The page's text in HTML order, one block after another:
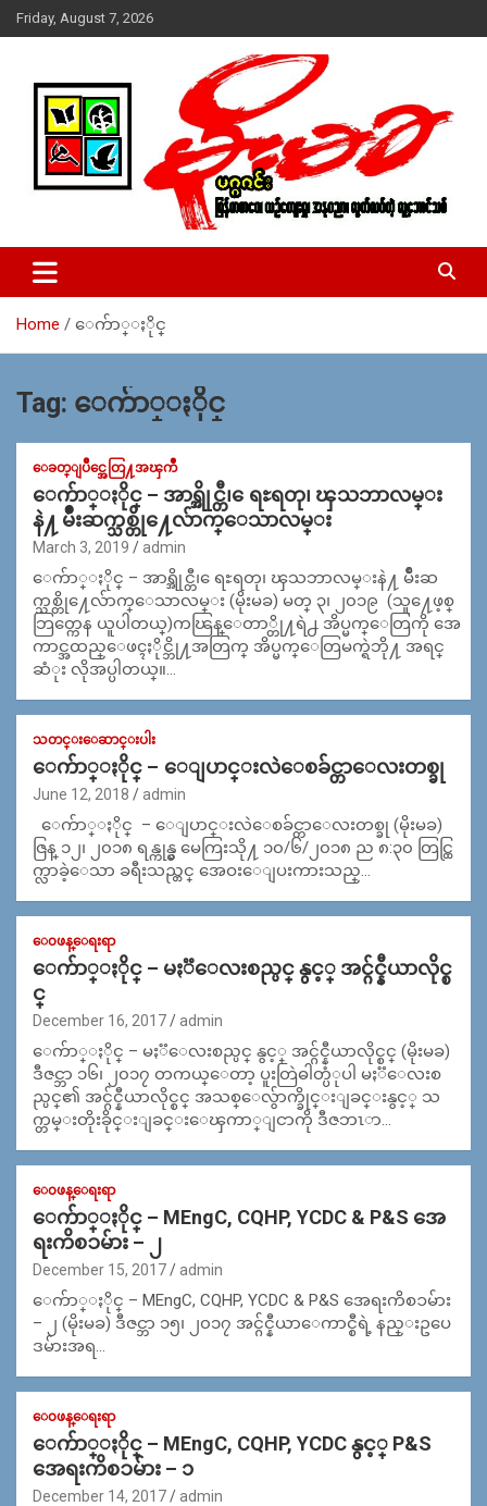
Skip
to
Friday, August 7, 2026
MoeMaKa Burmese News &
Media
ယ္ေရး – အမွတ္ ၂၅၄၊ ပထပ္၊ လမ္း ၄၀၊ ေက်ာက္တံတား၊ ရန္ကုန္။
(ဖုုံး – ၀၉ ၂၅၂ ၂၄၉ ၀၉၄ ၊ ၀၉ ၄၂၁ ၇၄၃ ၇၅၃ ၊ ၀၉ ၅၀၄ ၁၀ ၅၈) ျ
ဇာေစ်းသစ္ ။ ၀၉ ၇၈၆၈၃၇ ၃၀၅ / ၀၉ ၉၆၃၆၉၉၈၃၄
Home ေက်ာ္ႏိုင္
Tag: ေက်ာ္ႏိုင္
ေခတ္ျပိဳင္အေတြ႔အၾကဳံ
ေက်ာ္ႏိုင္ – အာရ္အိုင္တီ၊ ေရႊရတု၊ ၾသဘာလမ္း
နဲ႔ မ်ဳိးဆက္သစ္တို႔ေလ်ာက္ေသာလမ္း
March 3, 2019 admin
ေက်ာ္ႏိုင္ – အာရ္အိုင္တီ၊ ေရႊရတု၊ ၾသဘာလမ္းနဲ႔ မ်ဳိးဆ
က္သစ္တို႔ေလ်ာက္ေသာလမ္း (မိုးမခ) မတ္ ၃၊ ၂၀၁၉ (သူ႔ေဖ့စ္
ဘြတ္ကေန ယူပါတယ္)ကၽြန္ေတာ္တို႔ရဲ႕ အိပ္မက္ေတြကို အေ
ကာင္အထည္ေဖၚႏိုင္ဘို႔အတြက္ အိပ္မက္ေတြမက္ရဲဘို႔ အရင္
ဆံုး လိုအပ္ပါတယ္။…
သတင္းေဆာင္းပါး
ေက်ာ္ႏိုင္ – ေျပာင္းလဲေစခ်င္တာေလးတစ္ခု
June 12, 2018 admin
ေက်ာ္ႏိုင္ – ေျပာင္းလဲေစခ်င္တာေလးတစ္ခု (မိုးမခ)
ဇြန္ ၁၂၊ ၂၀၁၈ ရန္ကုန္မွ မေကြးသို႔ ၁၀/၆/၂၀၁၈ ည ၈:၃၀ တြင္ထြ
က္လာခဲ့ေသာ ခရီးသည္တင္ အေဝးေျပးကားသည္…
ေ၀ဖန္ေရးရာ
ေက်ာ္ႏိုင္ – မႏၱေလးစည္ပင္ နွင့္ အင္ဂ်င္နီယာလိုင္စ
င္
December 16, 2017 admin
ေက်ာ္ႏိုင္ – မႏၱေလးစည္ပင္ နွင့္ အင္ဂ်င္နီယာလိုင္စင္ (မိုးမခ)
ဒီဇင္ဘာ ၁၆၊ ၂၀၁၇ တကယ္ေတာ့ ပူးတြဲဓါတ္ပံုပါ မႏၱေလးစ
ည္ပင္၏ အင္ဂ်င္နီယာလိုင္စင္ အသစ္ေလွ်ာက္ခိုင္းျခင္းနွင့္ သ
က္တမ္းတိုးခိုင္းျခင္းေၾကာ္ျငာကို ဒီဇဘၤာ…
ေ၀ဖန္ေရးရာ
ေက်ာ္ႏိုင္ – MEngC, CQHP, YCDC & P&S အေ
ရးကိစၥမ်ား – ၂
December 15, 2017 admin
ေက်ာ္ႏိုင္ – MEngC, CQHP, YCDC & P&S အေရးကိစၥမ်ား
– ၂ (မိုးမခ) ဒီဇင္ဘာ ၁၅၊ ၂၀၁၇ အင္ဂ်င္နီယာေကာင္စီရဲ့ နည္းဥပေ
ဒမ်ားအရ…
ေ၀ဖန္ေရးရာ
ေက်ာ္ႏိုင္ – MEngC, CQHP, YCDC နွင့္ P&S
အေရးကိစၥမ်ား – ၁
December 14, 2017 admin